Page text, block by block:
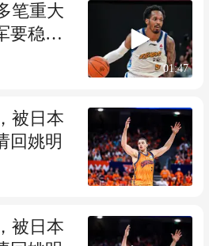
笔重大
要稳
01:47
被日本
回姚明
被日本